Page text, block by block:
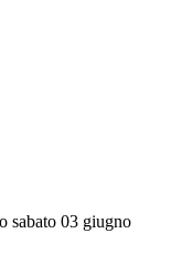
sabato 03 giugno